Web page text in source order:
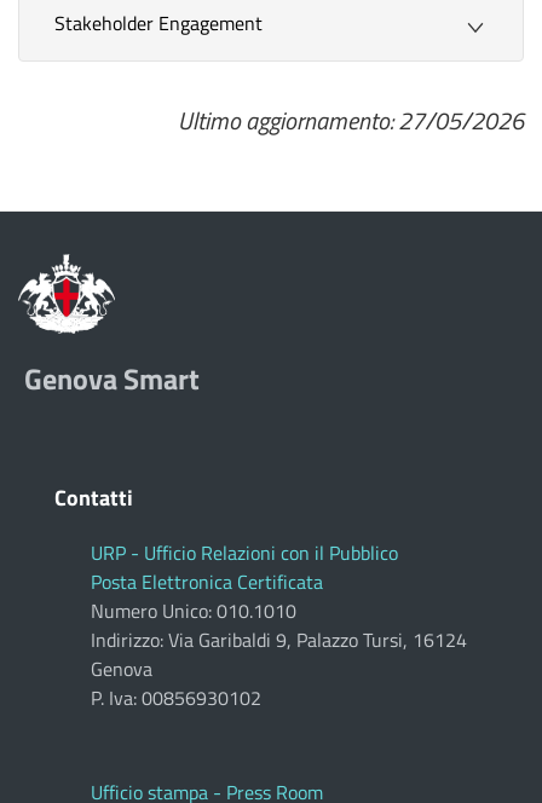
Stakeholder Engagement
Ultimo aggiornamento: 27/05/2026
Genova Smart
Contatti
URP - Ufficio Relazioni con il Pubblico
Posta Elettronica Certificata
Numero Unico: 010.1010
Indirizzo: Via Garibaldi 9, Palazzo Tursi, 16124
Genova
P. Iva: 00856930102
Ufficio stampa - Press Room